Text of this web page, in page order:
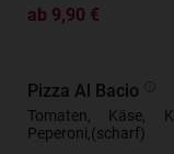
ab 9,90 €
Pizza Al Bacio
Tomaten, Käse,
Peperoni,(scharf)